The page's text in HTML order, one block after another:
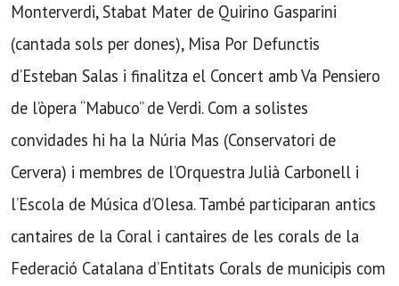
Monterverdi, Stabat Mater de Quirino Gasparini
(cantada sols per dones), Misa Por Defunctis
d’Esteban Salas i finalitza el Concert amb Va Pensiero
de l’òpera “Mabuco” de Verdi. Com a solistes
convidades hi ha la Núria Mas (Conservatori de
Cervera) i membres de l’Orquestra Julià Carbonell i
l’Escola de Música d’Olesa. També participaran antics
cantaires de la Coral i cantaires de les corals de la
Federació Catalana d’Entitats Corals de municipis com